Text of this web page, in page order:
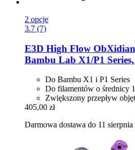
2 opcje
3.7 (7)
E3D High Flow
Bambu Lab X1/P1
Do Bambu X1 i P1 Series
Do filamentów o średnicy
Zwiększony przepływ
405,00 zł
Darmowa dostawa do 11 sierpnia